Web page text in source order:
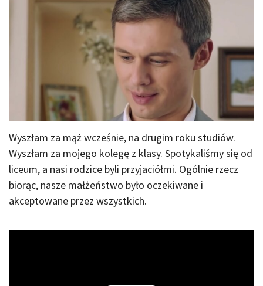
Wyszłam za mąż wcześnie, na drugim roku studiów.
Wyszłam za mojego kolegę z klasy. Spotykaliśmy się od
liceum, a nasi rodzice byli przyjaciółmi. Ogólnie rzecz
biorąc, nasze małżeństwo było oczekiwane i
akceptowane przez wszystkich.